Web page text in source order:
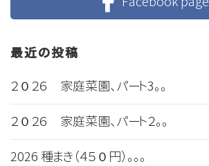
最近の投稿
２０２６ 家庭菜園、パート3。。
２０２６ 家庭菜園、パート２。。
2026 種まき（４５０円）。。。